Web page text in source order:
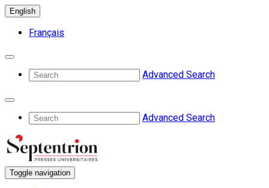
English
Français
Advanced Search
Advanced Search
Toggle navigation